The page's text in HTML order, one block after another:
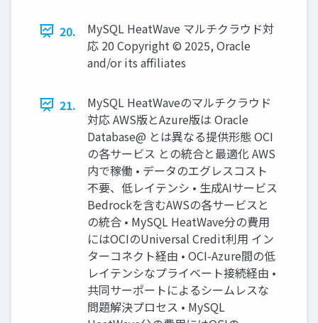
20.
MySQL HeatWave マルチクラウド対
応 20 Copyright © 2025, Oracle
and/or its affiliates
21.
MySQL HeatWaveのマルチクラウド
対応 AWS版とAzure版は Oracle
Database@ とは異なる提供形態 OCI
の各サービス との統合と最適化 AWS
内で稼働 • データのエグレスコスト
不要、低レイテンシ • 生成AIサービス
Bedrockを含むAWSの各サービスと
の統合 • MySQL HeatWave分の費用
にはOCIのUniversal Credit利用 イン
ターコネクト経由 • OCI-Azure間の低
レイテンシなプライベート接続経由 •
共同サーポートによるシームレスな
問題解決プロセス • MySQL